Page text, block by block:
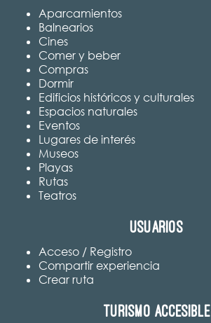
Aparcamientos
Balnearios
Cines
Comer y beber
Compras
Dormir
Edificios históricos y culturales
Espacios naturales
Eventos
Lugares de interés
Museos
Playas
Rutas
Teatros
Usuarios
Acceso / Registro
Compartir experiencia
Crear ruta
Turismo accesible